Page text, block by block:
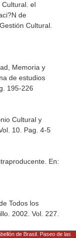
Cultural. el
de
Cultural.
Memoria y
de estudios
195-226
Cultural y
10. Pag. 4-5
En:
Todos los
. 2002. Vol. 227.
de Brasil. Paseo de las